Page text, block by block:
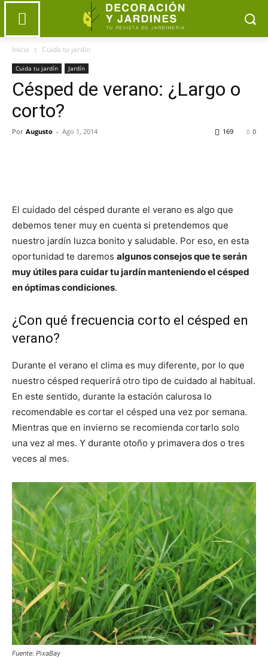
Inicio Cuida tu jardín
Cuida tu jardín Jardín
Césped de verano: ¿Largo o
corto?
Por Augusto - Ago 1, 2014 0
169
El cuidado del césped durante el verano es algo que
debemos tener muy en cuenta si pretendemos que
nuestro jardín luzca bonito y saludable. Por eso, en esta
oportunidad te daremos algunos consejos que te serán
muy útiles para cuidar tu jardín manteniendo el césped
en óptimas condiciones.
¿Con qué frecuencia corto el césped en
verano?
Durante el verano el clima es muy diferente, por lo que
nuestro césped requerirá otro tipo de cuidado al habitual.
En este sentido, durante la estación calurosa lo
recomendable es cortar el césped una vez por semana.
Mientras que en invierno se recomienda cortarlo solo
una vez al mes. Y durante otoño y primavera dos o tres
veces al mes.
Fuente: PixaBay